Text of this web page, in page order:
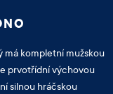
má kompletní mužskou
prvotřídní výchovou
silnou hráčskou